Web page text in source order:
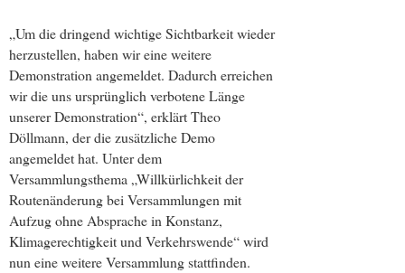
„Um die dringend wichtige Sichtbarkeit wieder
herzustellen, haben wir eine weitere
Demonstration angemeldet. Dadurch erreichen
wir die uns ursprünglich verbotene Länge
unserer Demonstration“, erklärt Theo
Döllmann, der die zusätzliche Demo
angemeldet hat. Unter dem
Versammlungsthema „Willkürlichkeit der
Routenänderung bei Versammlungen mit
Aufzug ohne Absprache in Konstanz,
Klimagerechtigkeit und Verkehrswende“ wird
nun eine weitere Versammlung stattfinden.